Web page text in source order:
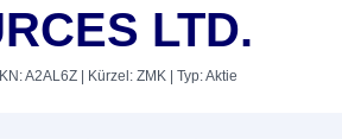
LTD.
A2AL6Z | Kürzel: ZMK | Typ: Aktie